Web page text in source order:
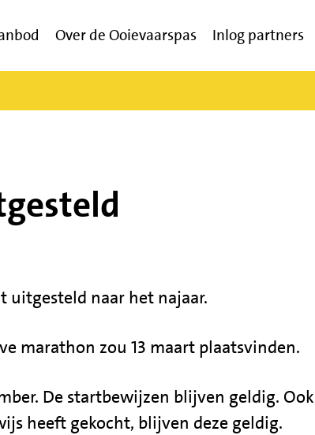
Over de Ooievaarspas Inlog partners
uitgesteld naar het najaar.
marathon zou 13 maart plaatsvinden.
De startbewijzen blijven geldig. Ook
heeft gekocht, blijven deze geldig.